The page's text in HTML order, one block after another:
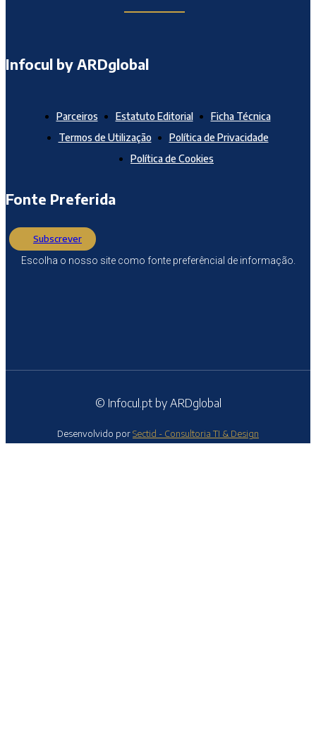
Infocul by ARDglobal
Parceiros Estatuto Editorial
Ficha Técnica
Termos de Utilização
Política de Privacidade
Política de Cookies
Fonte Preferida
Subscrever
Escolha o nosso site como fonte preferêncial de informação.
© Infocul.pt by ARDglobal
Desenvolvido porSectid - Consultoria TI & Design